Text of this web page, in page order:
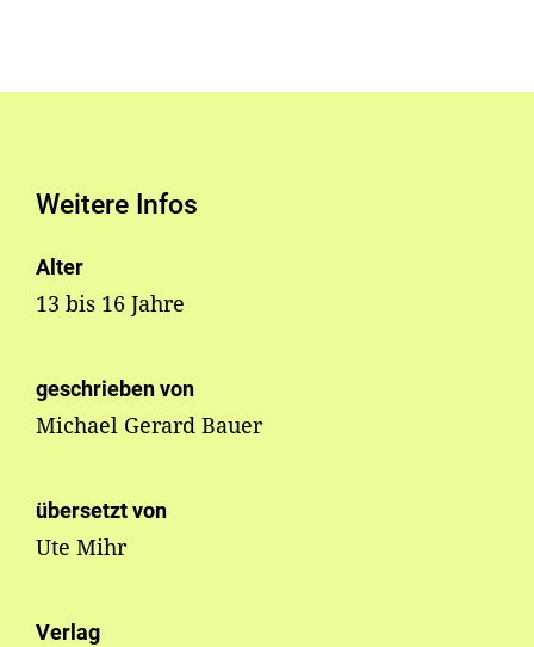
Weitere Infos
Alter
13 bis 16 Jahre
geschrieben von
Michael Gerard Bauer
übersetzt von
Ute Mihr
Verlag